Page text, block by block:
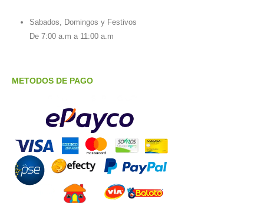
Sabados, Domingos y Festivos
De 7:00 a.m a 11:00 a.m
METODOS DE PAGO